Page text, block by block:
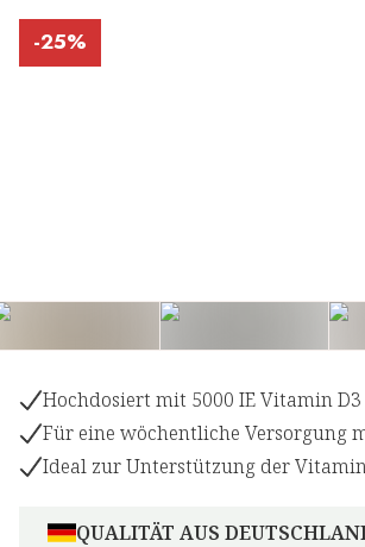
-25%
Hochdosiert mit 5000 IE Vitamin
Für eine wöchentliche Versorgung
Ideal zur Unterstützung der
QUALITÄT AUS